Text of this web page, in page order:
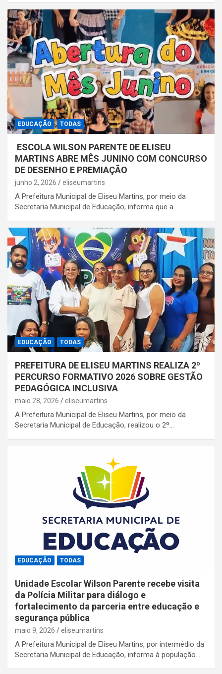
EDUCAÇÃO TODAS
ESCOLA WILSON PARENTE DE ELISEU
MARTINS ABRE MÊS JUNINO COM CONCURSO
DE DESENHO E PREMIAÇÃO
junho 2, 2026 eliseumartins
A Prefeitura Municipal de Eliseu Martins, por meio da
Secretaria Municipal de Educação, informa que a…
EDUCAÇÃO TODAS
PREFEITURA DE ELISEU MARTINS REALIZA 2º
PERCURSO FORMATIVO 2026 SOBRE GESTÃO
PEDAGÓGICA INCLUSIVA
maio 28, 2026 eliseumartins
A Prefeitura Municipal de Eliseu Martins, por meio da
Secretaria Municipal de Educação, realizou o 2º…
EDUCAÇÃO TODAS
Unidade Escolar Wilson Parente recebe visita
da Polícia Militar para diálogo e
fortalecimento da parceria entre educação e
segurança pública
maio 9, 2026 eliseumartins
A Prefeitura Municipal de Eliseu Martins, por intermédio da
Secretaria Municipal de Educação, informa à população…